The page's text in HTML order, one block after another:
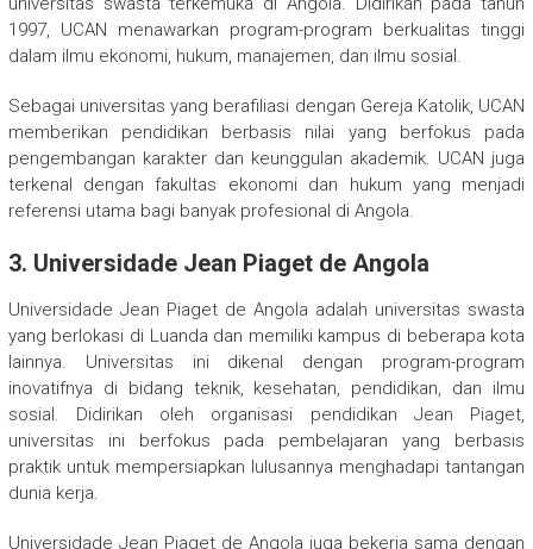
1997, UCAN menawarkan program-program berkualitas tinggi
dalam ilmu ekonomi, hukum, manajemen, dan ilmu sosial.
Sebagai universitas yang berafiliasi dengan Gereja Katolik, UCAN
memberikan pendidikan berbasis nilai yang berfokus pada
pengembangan karakter dan keunggulan akademik. UCAN juga
terkenal dengan fakultas ekonomi dan hukum yang menjadi
referensi utama bagi banyak profesional di Angola.
3. Universidade Jean Piaget de Angola
Universidade Jean Piaget de Angola adalah universitas swasta
yang berlokasi di Luanda dan memiliki kampus di beberapa kota
lainnya. Universitas ini dikenal dengan program-program
inovatifnya di bidang teknik, kesehatan, pendidikan, dan ilmu
sosial. Didirikan oleh organisasi pendidikan Jean Piaget,
universitas ini berfokus pada pembelajaran yang berbasis
praktik untuk mempersiapkan lulusannya menghadapi tantangan
dunia kerja.
Universidade Jean Piaget de Angola juga bekerja sama dengan